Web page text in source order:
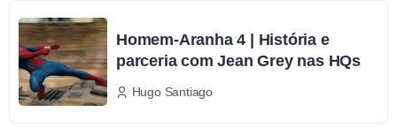
Homem-Aranha 4 | História e
parceria com Jean Grey nas HQs
Hugo Santiago